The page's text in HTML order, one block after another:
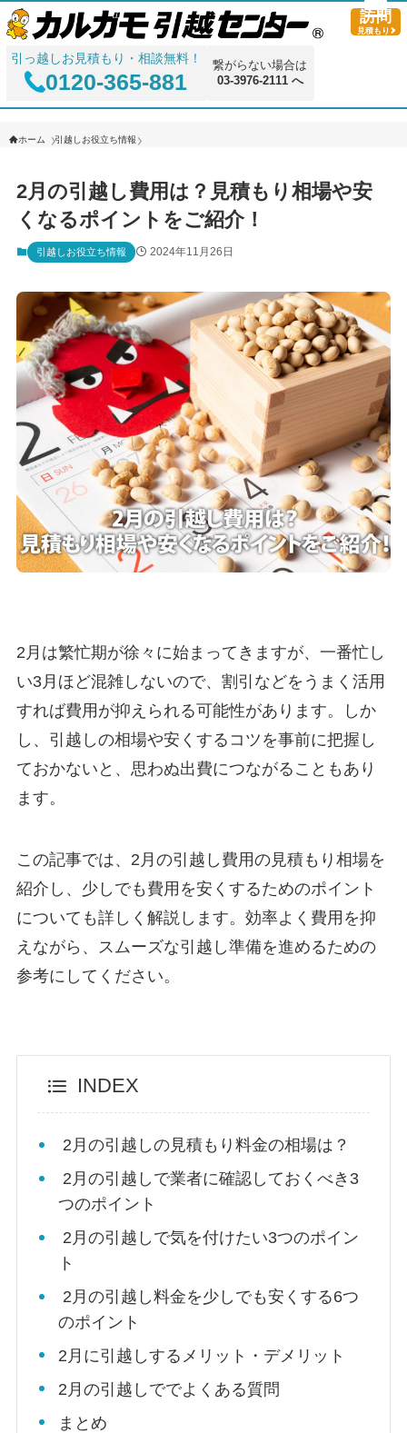
引っ越しお見積もり・相談無料！
0120-365-881
繋がらない場合は
03-3976-2111 へ
訪問
見積もり
ホーム 引越しお役立ち情報
2月の引越し費用は？見積もり相場や安
くなるポイントをご紹介！
引越しお役立ち情報 2024年11月26日
2月は繁忙期が徐々に始まってきますが、一番忙し
い3月ほど混雑しないので、割引などをうまく活用
すれば費用が抑えられる可能性があります。しか
し、引越しの相場や安くするコツを事前に把握し
ておかないと、思わぬ出費につながることもあり
ます。
この記事では、2月の引越し費用の見積もり相場を
紹介し、少しでも費用を安くするためのポイント
についても詳しく解説します。効率よく費用を抑
えながら、スムーズな引越し準備を進めるための
参考にしてください。
INDEX
2月の引越しの見積もり料金の相場は？
2月の引越しで業者に確認しておくべき3
つのポイント
2月の引越しで気を付けたい3つのポイン
ト
2月の引越し料金を少しでも安くする6つ
のポイント
2月に引越しするメリット・デメリット
2月の引越しででよくある質問
まとめ